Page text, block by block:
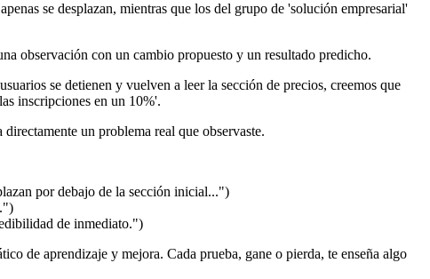
se desplazan, mientras que los del grupo de 'solución empresarial'
observación con un cambio propuesto y un resultado predicho.
se detienen y vuelven a leer la sección de precios, creemos que
inscripciones en un 10%'.
un problema real que observaste.
por debajo de la sección inicial...")
de inmediato.")
de aprendizaje y mejora. Cada prueba, gane o pierda, te enseña algo